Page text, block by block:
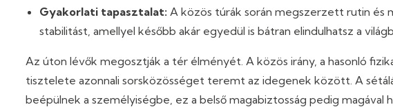
Gyakorlati tapasztalat: A közös túrák során megszerzett rutin és
stabilitást, amellyel később akár egyedül is bátran elindulhatsz a
Az úton lévők megosztják a tér élményét. A közös irány, a hasonló
tisztelete azonnali sorsközösséget teremt az idegenek között. A
beépülnek a személyiségbe, ez a belső magabiztosság pedig magával